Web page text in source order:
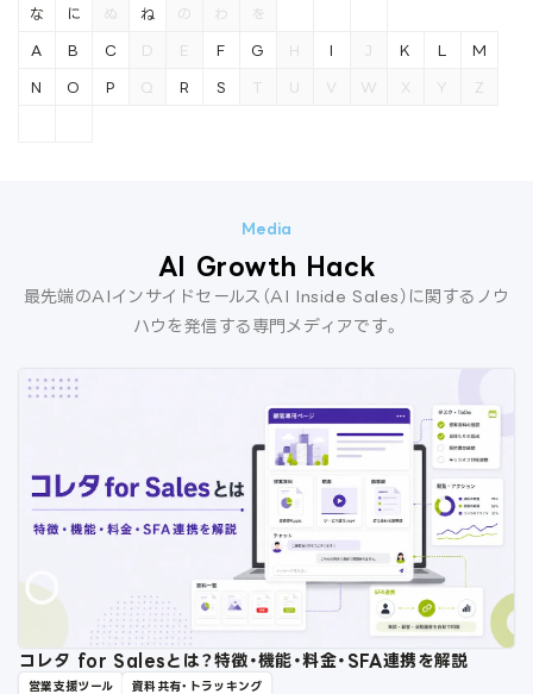
な に ぬ ね の わ を
A B C D E F G H I J K L M
N O P Q R S T U V W X Y Z
AI Growth Hack
最先端のAIインサイドセールス（AI Inside Sales）に関するノウ
ハウを発信する専門メディアです。
コレタ for Salesとは？特徴・機能・料金・SFA連携を解説
営業支援ツール 資料共有・トラッキング